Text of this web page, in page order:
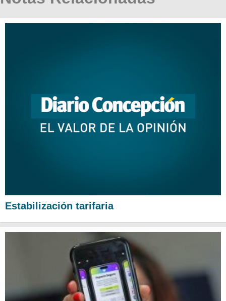
Estabilización tarifaria